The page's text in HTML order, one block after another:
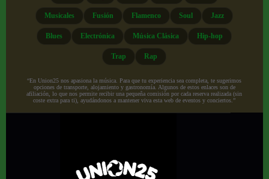
Musicales Fusión Flamenco Soul Jazz
Blues Electrónica Música Clásica Hip-hop
Trap Rap
“En Union25 nos apasiona la música. Para que tu experiencia sea completa, te sugerimos
opciones de transporte, alojamiento y gastronomía. Algunos de estos enlaces son de
afiliación, lo que nos permite recibir una pequeña comisión por cada reserva realizada (sin
coste extra para ti), ayudándonos a mantener viva esta web de eventos y conciertos.”